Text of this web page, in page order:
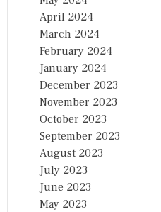
April 2024
March 2024
February 2024
January 2024
December 2023
November 2023
October 2023
September 2023
August 2023
July 2023
June 2023
May 2023